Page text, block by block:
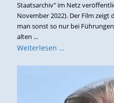
Staatsarchiv" im Netz
November 2022). Der Film zeigt
man sonst so nur bei
alten ...
Weiterlesen …